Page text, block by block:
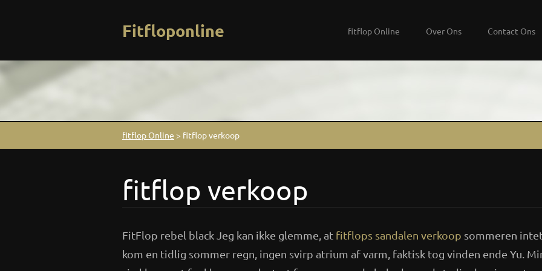
Fitfloponline fitflop Online Over Ons Contact Ons
fitflop Online > fitflop verkoop
fitflop verkoop
FitFlop rebel black Jeg kan ikke glemme, at fitflops sandalen verkoop sommeren
kom en tidlig sommer regn, ingen svirp atrium af varm, faktisk tog vinden ende Yu.